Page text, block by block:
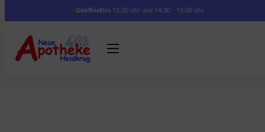
Geöffnetbis 12:30 Uhr und 14:30 - 18:00 Uhr